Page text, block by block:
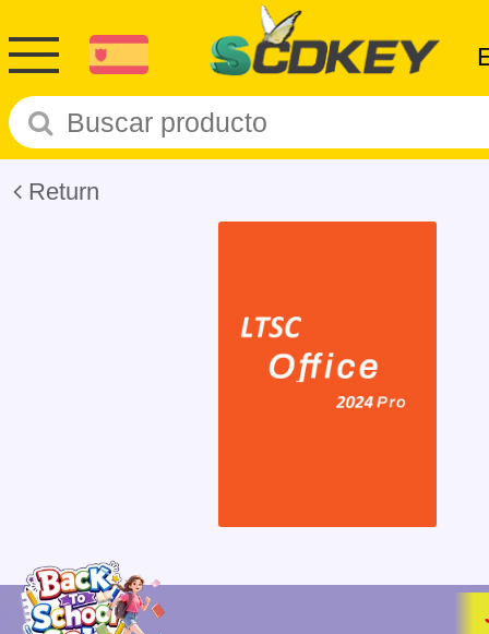
Return